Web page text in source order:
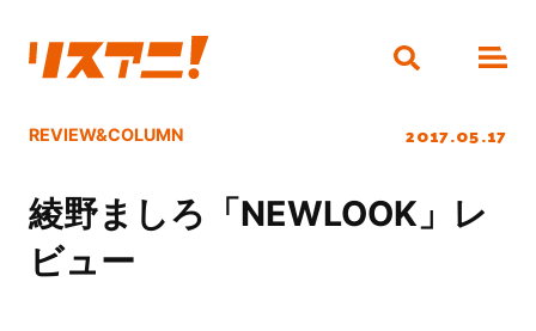
REVIEW&COLUMN 2017.05.17
綾野ましろ「NEWLOOK」レ
ビュー